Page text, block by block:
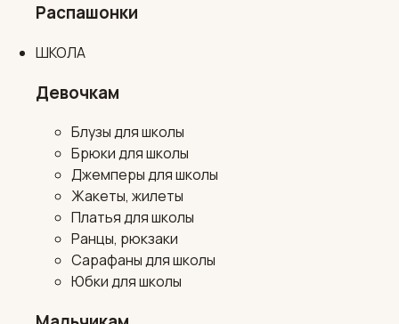
Распашонки
ШКОЛА
Девочкам
Блузы для школы
Брюки для школы
Джемперы для школы
Жакеты, жилеты
Платья для школы
Ранцы, рюкзаки
Сарафаны для школы
Юбки для школы